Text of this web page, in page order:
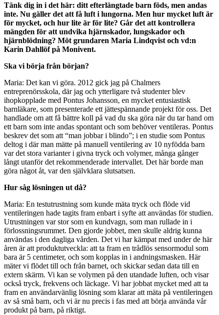
Tänk dig in i det här: ditt efterlängtade barn föds, men andas
inte. Nu gäller det att få luft i lungorna. Men hur mycket luft är
för mycket, och hur lite är för lite? Går det att kontrollera
mängden för att undvika hjärnskador, lungskador och
hjärnblödning? Möt grundaren Maria Lindqvist och vd:n
Karin Dahllöf på Monivent.
Ska vi börja från början?
Maria: Det kan vi göra. 2012 gick jag på Chalmers
entreprenörsskola, där jag och ytterligare två studenter blev
ihopkopplade med Pontus Johansson, en mycket entusiastisk
barnläkare, som presenterade ett jättespännande projekt för oss. Det
handlade om att få bättre koll på vad du ska göra när du tar hand om
ett barn som inte andas spontant och som behöver ventileras. Pontus
beskrev det som att “man jobbar i blindo”; i en studie som Pontus
deltog i där man mätte på manuell ventilering av 10 nyfödda barn
var det stora varianter i givna tryck och volymer, många gånger
långt utanför det rekommenderade intervallet. Det här borde man
göra något åt, var den självklara slutsatsen.
Hur såg lösningen ut då?
Maria: En testutrustning som kunde mäta tryck och flöde vid
ventileringen hade tagits fram enbart i syfte att användas för studien.
Utrustningen var stor som en kundvagn, som man rullade in i
förlossningsrummet. Den gjorde jobbet, men skulle aldrig kunna
användas i den dagliga vården. Det vi har kämpat med under de här
åren är att produktutveckla: att ta fram en trådlös sensormodul som
bara är 5 centimeter, och som kopplas in i andningsmasken. Här
mäter vi flödet till och från barnet, och skickar sedan data till en
extern skärm. Vi kan se volymen på den utandade luften, och visar
också tryck, frekvens och läckage. Vi har jobbat mycket med att ta
fram en användarvänlig lösning som klarar att mäta på ventileringen
av så små barn, och vi är nu precis i fas med att börja använda vår
produkt på barn, på riktigt.